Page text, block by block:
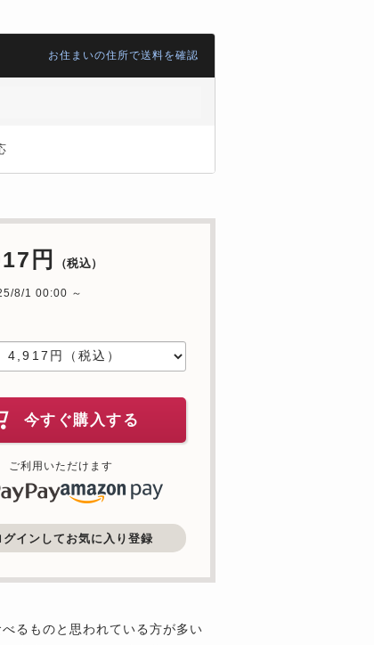
お住まいの住所で送料を確認
円 （税込）
8/1 00:00 ～
今すぐ購入する
ご利用いただけます
グインしてお気に入り登録
るものと思われている方が多い